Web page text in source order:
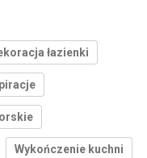
łazienki
Wykończenie kuchni